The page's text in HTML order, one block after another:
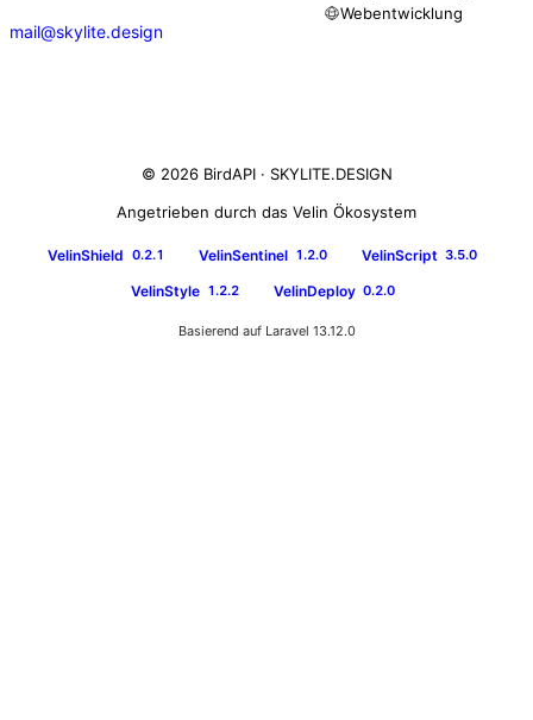
mail@skylite.design
Webentwicklung
© 2026 BirdAPI · SKYLITE.DESIGN
Angetrieben durch das Velin Ökosystem
VelinShield 0.2.1 VelinSentinel 1.2.0 VelinScript 3.5.0
VelinStyle 1.2.2 VelinDeploy 0.2.0
Basierend auf Laravel 13.12.0